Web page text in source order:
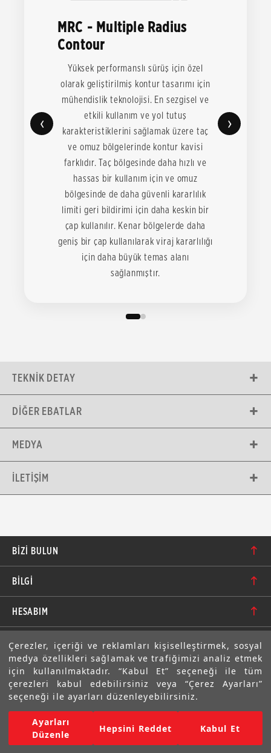
Çerezler, içeriği ve reklamları kişiselleştirmek, sosyal
medya özellikleri sağlamak ve trafiğimizi analiz etmek
için kullanılmaktadır. “Kabul Et” seçeneği ile tüm
çerezleri kabul edebilirsiniz veya “Çerez Ayarları”
seçeneği ile ayarları düzenleyebilirsiniz.
Ayarları
Düzenle
Hepsini Reddet Kabul Et
‹
MRC - Multiple Radius
Contour
Yüksek performanslı sürüş için özel
olarak geliştirilmiş kontur tasarımı için
mühendislik teknolojisi. En sezgisel ve
etkili kullanım ve yol tutuş
karakteristiklerini sağlamak üzere taç
ve omuz bölgelerinde kontur kavisi
farklıdır. Taç bölgesinde daha hızlı ve
hassas bir kullanım için ve omuz
bölgesinde de daha güvenli kararlılık
limiti geri bildirimi için daha keskin bir
çap kullanılır. Kenar bölgelerde daha
geniş bir çap kullanılarak viraj kararlılığı
için daha büyük temas alanı
sağlanmıştır.
›
TEKNIK DETAY
DIĞER EBATLAR
MEDYA
İLETIŞIM
BIZI BULUN
bilgi@motolastik.com
+90 549 549 66 86
+90 232 462 08 42
BİLGİ
Banka Hesap Numaraları
Teknik Bilgi
Sıkça Sorulan Sorular
Gizlilik Bildirimi ve Güvenlik
Mesafeli Satış Sözleşmesi
HESABIM
Siparişler
Adresler
Üyelik Bilgilerim
E-BÜLTEN
Abone olarak aramıza katılın. Avantajlardan ve indirimlerden
ilk sizin haberiniz olsun!
Copyright © 2022 Motolastik. Tüm Hakkı Saklıdır.